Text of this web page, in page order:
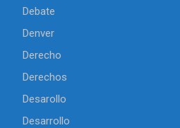
Debate
Denver
Derecho
Derechos
Desarollo
Desarrollo